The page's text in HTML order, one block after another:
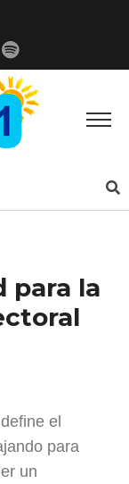
para la
el
para
un